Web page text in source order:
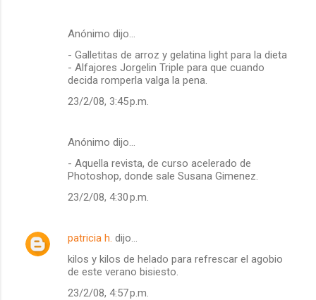
Anónimo dijo…
- Galletitas de arroz y gelatina light para la dieta
- Alfajores Jorgelin Triple para que cuando
decida romperla valga la pena.
23/2/08, 3:45 p.m.
Anónimo dijo…
- Aquella revista, de curso acelerado de
Photoshop, donde sale Susana Gimenez.
23/2/08, 4:30 p.m.
patricia h. dijo…
kilos y kilos de helado para refrescar el agobio
de este verano bisiesto.
23/2/08, 4:57 p.m.